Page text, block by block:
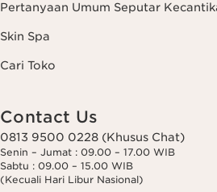
Pertanyaan Umum Seputar
Skin Spa
Cari Toko
Contact Us
0813 9500 0228 (Khusus Chat)
Senin – Jumat : 09.00 – 17.00 WIB
Sabtu : 09.00 – 15.00 WIB
(Kecuali Hari Libur Nasional)